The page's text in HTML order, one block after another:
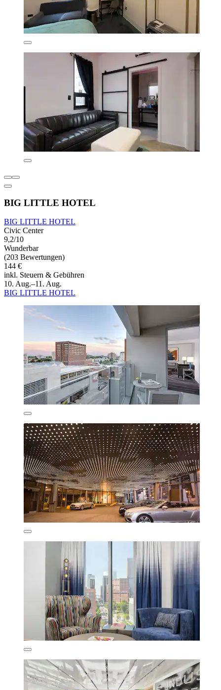
BIG LITTLE HOTEL
BIG LITTLE HOTEL
Civic Center
9,2/10
Wunderbar
(203 Bewertungen)
144 €
inkl. Steuern & Gebühren
10. Aug.–11. Aug.
BIG LITTLE HOTEL